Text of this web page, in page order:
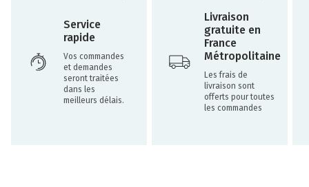
Service
rapide
Vos commandes
et demandes
seront traitées
dans les
meilleurs délais.
Livraison
gratuite en
France
Métropolitaine
Les frais de
livraison sont
offerts pour toutes
les commandes